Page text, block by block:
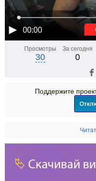
00:00
Просмотры
30
За сегодня
0
Поддержите